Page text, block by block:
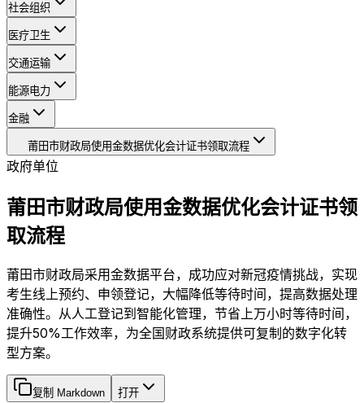
社会组织
医疗卫生
交通运输
能源电力
金融
莆田市财政局使用金数据优化会计证书领取流程
政府单位
莆田市财政局使用金数据优化会计证书领
取流程
莆田市财政局采用金数据平台，成功应对新冠疫情挑战，实现
考生线上预约、申领登记，大幅降低等待时间，提高数据处理
准确性。从人工登记到智能化管理，节省上万小时等待时间，
提升50%工作效率，为全国财政系统提供可复制的数字化转
型方案。
复制 Markdown 打开